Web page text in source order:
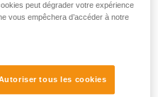
!
peut dégrader votre expérience
vous empêchera d’accéder à notre
tous les cookies